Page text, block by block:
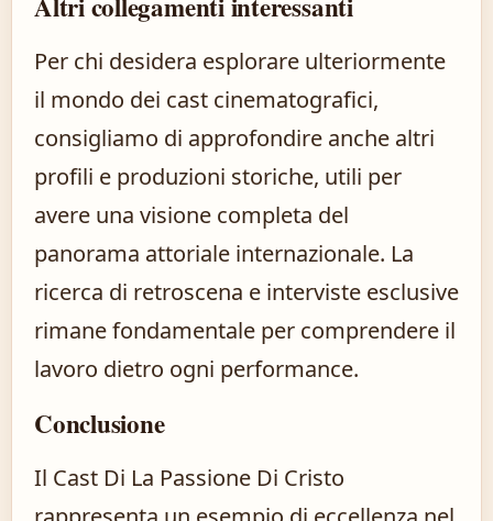
Per chi desidera esplorare ulteriormente
il mondo dei cast cinematografici,
consigliamo di approfondire anche altri
profili e produzioni storiche, utili per
avere una visione completa del
panorama attoriale internazionale. La
ricerca di retroscena e interviste esclusive
rimane fondamentale per comprendere il
lavoro dietro ogni performance.
Conclusione
Il Cast Di La Passione Di Cristo